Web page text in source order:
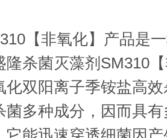
【非氧化】产品是
隆杀菌灭藻剂SM310
化双阳离子季铵盐高效
菌多种成分，因而具有